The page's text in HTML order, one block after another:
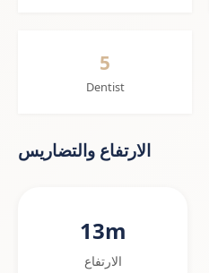
5
Dentist
الارتفاع والتضاريس
13m
الارتفاع